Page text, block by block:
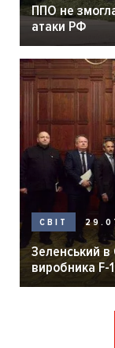
ППО не
атаки РФ
СВІТ
Зеленський
виробника F-